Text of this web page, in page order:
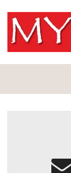
Przejdź do
Przejdź
Przejdź
Przejdź do
Przejdź
Przejdź